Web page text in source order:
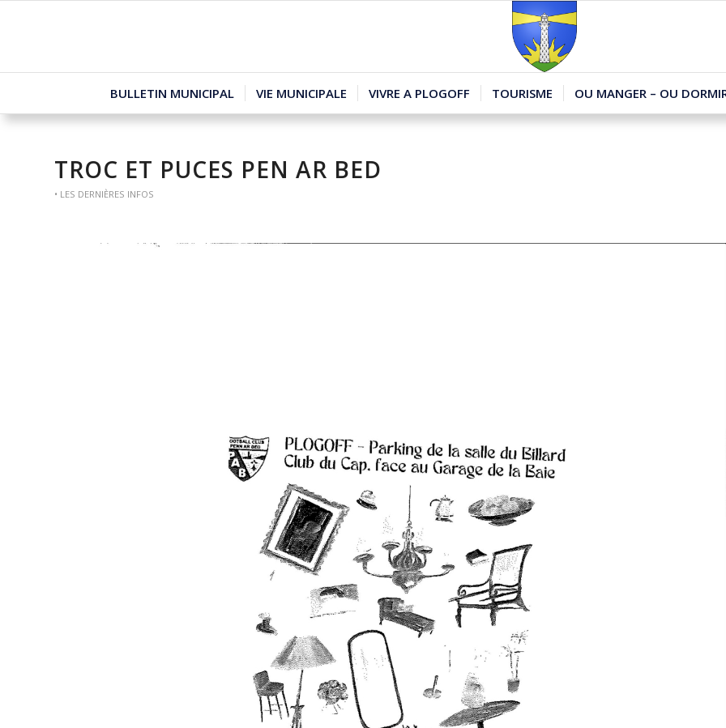
BULLETIN MUNICIPAL VIE MUNICIPALE VIVRE A PLOGOFF TOURISME OU MANGER – OU
TROC ET PUCES PEN AR BED
• LES DERNIÈRES INFOS